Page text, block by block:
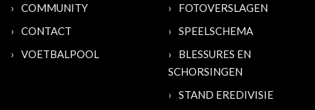
COMMUNITY
CONTACT
VOETBALPOOL
FOTOVERSLAGEN
SPEELSCHEMA
BLESSURES EN
SCHORSINGEN
STAND EREDIVISIE